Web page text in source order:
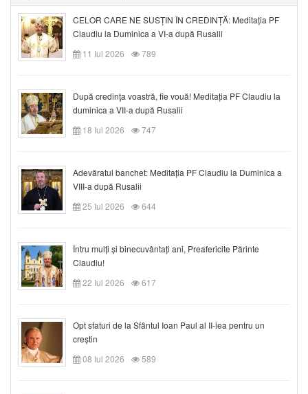
CELOR CARE NE SUSȚIN ÎN CREDINȚĂ: Meditația PF
Claudiu la Duminica a VI-a după Rusalii
11 Iul 2026
789
După credinţa voastră, fie vouă! Meditația PF Claudiu la
duminica a VII-a după Rusalii
18 Iul 2026
747
Adevăratul banchet: Meditația PF Claudiu la Duminica a
VIII-a după Rusalii
25 Iul 2026
644
Întru mulți și binecuvântați ani, Preafericite Părinte
Claudiu!
22 Iul 2026
617
Opt sfaturi de la Sfântul Ioan Paul al II-lea pentru un
creștin
08 Iul 2026
589